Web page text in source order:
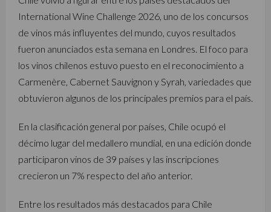
International Wine Challenge 2026 , uno de los concursos
de vinos más influyentes del mundo, cuyos resultados
fueron anunciados esta semana en Londres. El foco para
los vinos chilenos estuvo puesto en el reconocimiento a
Carmenère, Cabernet Sauvignon y Syrah, variedades que
obtuvieron algunos de los principales premios para el país.
En la clasificación general por países, Chile ocupó el
décimo lugar del medallero mundial, en una edición donde
participaron vinos de 39 países y las inscripciones
crecieron un 7% respecto del año anterior.
Entre los resultados más destacados para Chile